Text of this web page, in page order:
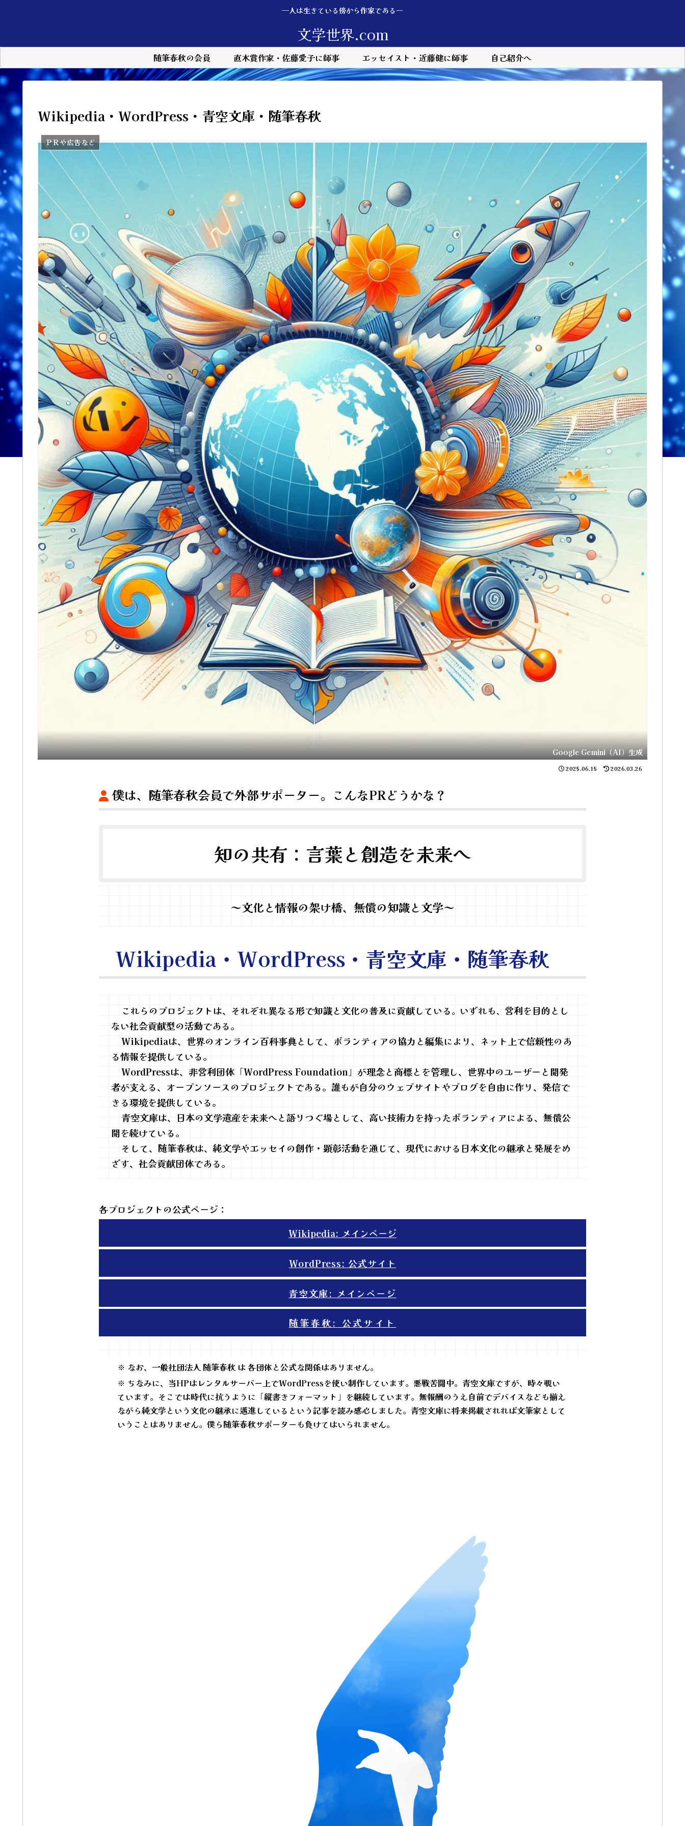
—人は生きている傍から作家である―
文学世界.com
随筆春秋の会員 直木賞作家・佐藤愛子に師事 エッセイスト・近藤健に師事 自己紹介へ
Wikipedia・WordPress・青空文庫・随筆春秋
ＰＲや広告など
Google Gemini（AI）生成
2025.06.15 2026.03.26
僕は、随筆春秋会員で外部サポーター。こんなPRどうかな？
知の共有：言葉と創造を未来へ
～文化と情報の架け橋、無償の知識と文学～
Wikipedia・WordPress・青空文庫・随筆春秋
これらのプロジェクトは、それぞれ異なる形で知識と文化の普及に貢献している。 いずれも、 営利を目的とし
ない社会貢献型の活動である。
Wikipediaは、世界のオンライン百科事典として、ボランティアの協力と編集により、ネット上で信頼性のあ
る情報を提供している。
WordPressは、非営利団体「WordPress Foundation」が理念と商標とを管理し、世界中のユーザーと開発
者が支える、オープンソースのプロジェクトである。誰もが自分のウェブサイトやブログを自由に作り、発信で
きる環境を提供している。
青空文庫は、日本の文学遺産を未来へと語りつぐ場として、高い技術力を持ったボランティアによる、無償公
開を続けている。
そして、随筆春秋は、純文学やエッセイの創作・顕彰活動を通じて、現代における日本文化の継承と発展をめ
ざす、社会貢献団体である。
各プロジェクトの公式ページ：
Wikipedia: メインページ
WordPress: 公式サイト
青空文庫: メインページ
随筆春秋: 公式サイト
※ なお、一般社団法人 随筆春秋 は 各団体と公式な関係はありません。
※ ちなみに、当HPはレンタルサーバー上でWordPressを使い制作しています。悪戦苦闘中。青空文庫ですが、時々覗い
ています。そこでは時代に抗うように「縦書きフォーマット」を継続しています。無報酬のうえ自前でデバイスなども揃え
ながら純文学という文化の継承に邁進しているという記事を読み感心しました。青空文庫に将来掲載されれば文筆家として
いうことはありません。僕ら随筆春秋サポーターも負けてはいられません。